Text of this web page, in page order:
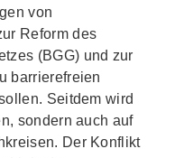
von
Reform des
(BGG) und zur
barrierefreien
Seitdem wird
sondern auch auf
Der Konflikt